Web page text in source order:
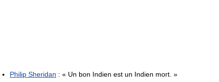
Philip Sheridan : « Un bon Indien est un Indien mort. »